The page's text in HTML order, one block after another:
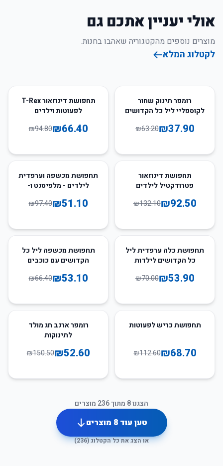
אולי יעניין אתכם גם
מוצרים נוספים מהקטגוריה שאהבו בחנות.
לקטלוג המלא
רומפר תינוק שחור
לקוספליי ליל כל הקדושים
₪37.90
₪63.20
30
תחפושת דינוזאור T-Rex
לפעוטות וילדים
₪66.40
₪94.80
תחפושת דינוזאור
פטרודקטיל לילדים
₪92.50
₪132.10
48%תחפושת מכשפה וערפדית
לילדים - מלפיסנט ו-
₪51.10
₪97.40
23%תחפושת כלה ערפדית ליל
כל הקדושים לילדות
₪53.90
₪70.00
20
תחפושת מכשפה ליל כל
הקדושים עם כוכבים
₪53.10
₪66.40
39
תחפושת כריש לפעוטות
₪68.70
₪112.60
רומפר ארנב חג מולד
לתינוקות
₪52.60
₪150.50
הצגנו8 מתוך236 מוצרים
טען עוד8 מוצרים
או הצג את כל הקטלוג (236
)